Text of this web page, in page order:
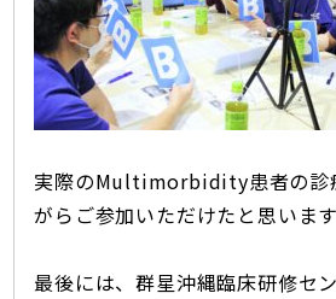
実際のMultimorbidity患者の診
がらご参加いただけたと思いま
最後には、群星沖縄臨床研修セ